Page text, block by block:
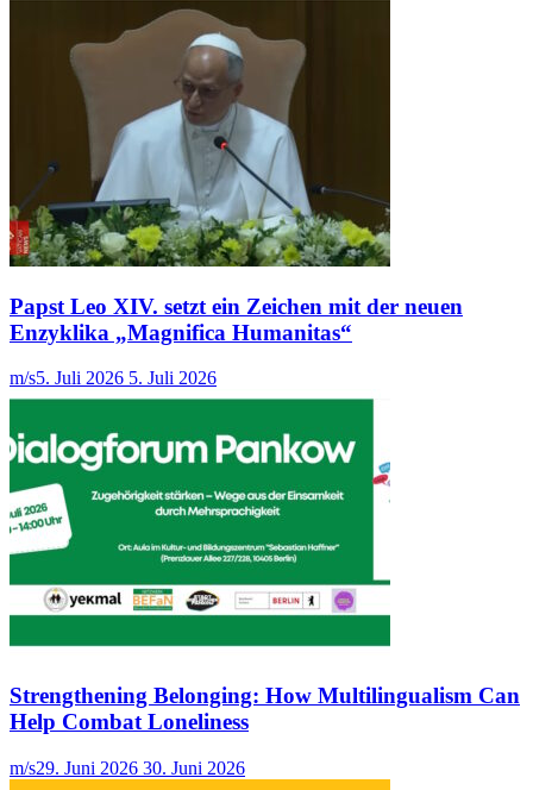
Papst Leo XIV. setzt ein Zeichen mit der neuen
Enzyklika „Magnifica Humanitas“
m/s5. Juli 2026 5. Juli 2026
Strengthening Belonging: How Multilingualism Can
Help Combat Loneliness
m/s29. Juni 2026 30. Juni 2026